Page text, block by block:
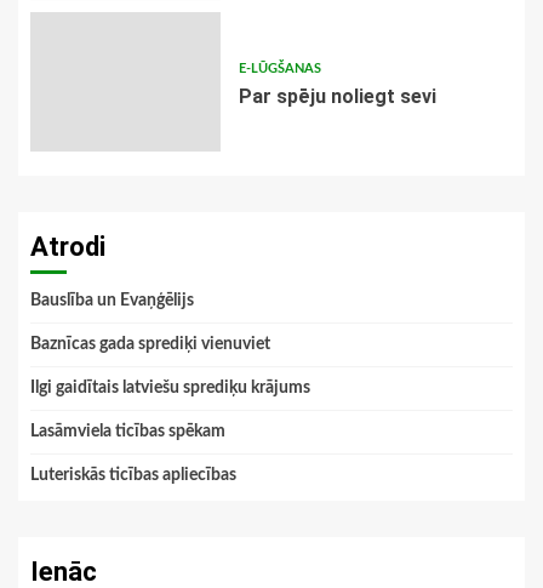
E-LŪGŠANAS
Par spēju noliegt sevi
Atrodi
Bauslība un Evaņģēlijs
Baznīcas gada sprediķi vienuviet
Ilgi gaidītais latviešu sprediķu krājums
Lasāmviela ticības spēkam
Luteriskās ticības apliecības
Ienāc